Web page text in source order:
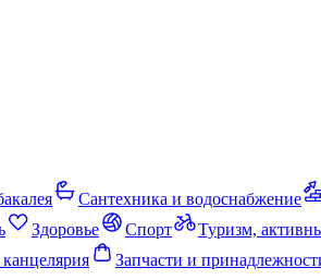
Сантехника и водоснабжение
Здоровье Спорт Туризм,
Запчасти и